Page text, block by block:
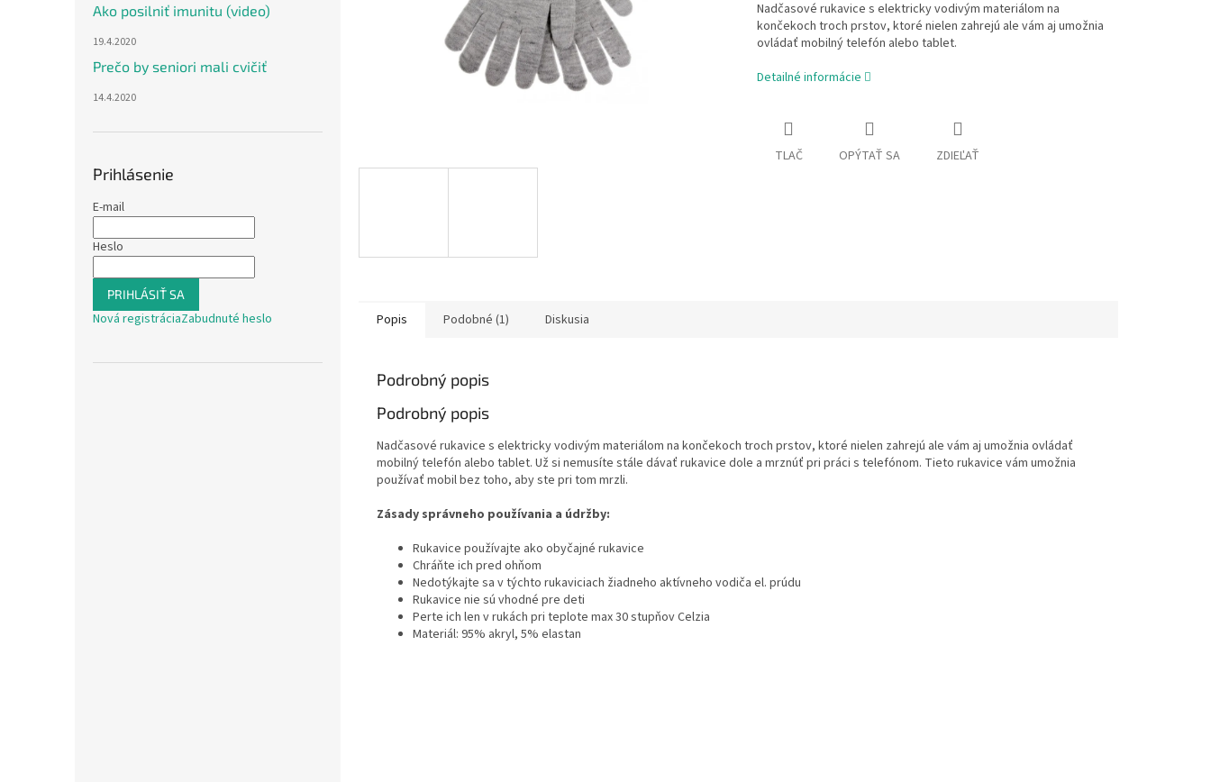
Ako posilniť imunitu (video)
19.4.2020
Prečo by seniori mali cvičiť
14.4.2020
Prihlásenie
E-mail
Heslo
PRIHLÁSIŤ SA
Nová registráciaZabudnuté heslo
Nadčasové rukavice s elektricky vodivým materiálom na
končekoch troch prstov, ktoré nielen zahrejú ale vám aj umožnia
ovládať mobilný telefón alebo tablet.
Detailné informácie
TLAČ OPÝTAŤ SA ZDIEĽAŤ
Popis Podobné (1) Diskusia
Podrobný popis
Podrobný popis
Nadčasové rukavice s elektricky vodivým materiálom na končekoch troch prstov, ktoré nielen zahrejú ale vám aj umožnia ovládať
mobilný telefón alebo tablet. Už si nemusíte stále dávať rukavice dole a mrznúť pri práci s telefónom. Tieto rukavice vám umožnia
používať mobil bez toho, aby ste pri tom mrzli.
Zásady správneho používania a údržby:
Rukavice používajte ako obyčajné rukavice
Chráňte ich pred ohňom
Nedotýkajte sa v týchto rukaviciach žiadneho aktívneho vodiča el. prúdu
Rukavice nie sú vhodné pre deti
Perte ich len v rukách pri teplote max 30 stupňov Celzia
Materiál: 95% akryl, 5% elastan